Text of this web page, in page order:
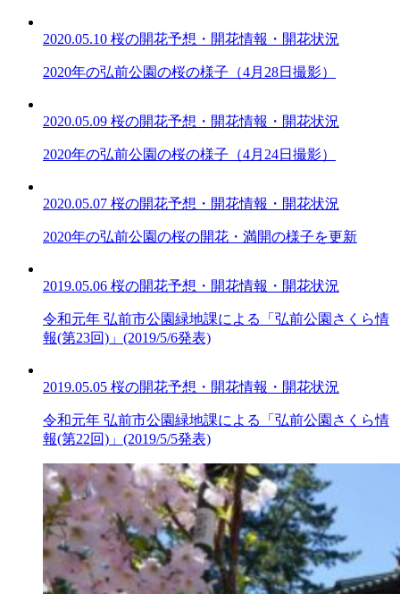
2020.05.10 桜の開花予想・開花情報・開花状況
2020年の弘前公園の桜の様子（4月28日撮影）
2020.05.09 桜の開花予想・開花情報・開花状況
2020年の弘前公園の桜の様子（4月24日撮影）
2020.05.07 桜の開花予想・開花情報・開花状況
2020年の弘前公園の桜の開花・満開の様子を更新
2019.05.06 桜の開花予想・開花情報・開花状況
令和元年 弘前市公園緑地課による「弘前公園さくら情
報(第23回)」(2019/5/6発表)
2019.05.05 桜の開花予想・開花情報・開花状況
令和元年 弘前市公園緑地課による「弘前公園さくら情
報(第22回)」(2019/5/5発表)